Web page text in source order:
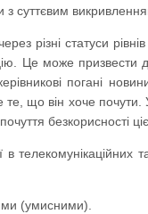
з суттєвим
різні статуси
Це може призвести
погані
що він хоче
безкорисності
телекомунікаційних
(умисними).